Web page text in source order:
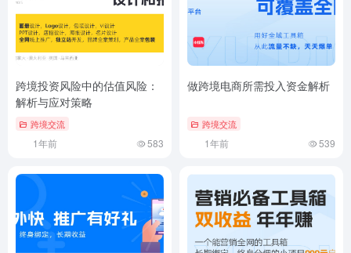
跨境投资风险中的估值风险：
解析与应对策略
跨境交流
1年前 583
做跨境电商所需投入资金解析
跨境交流
1年前 539